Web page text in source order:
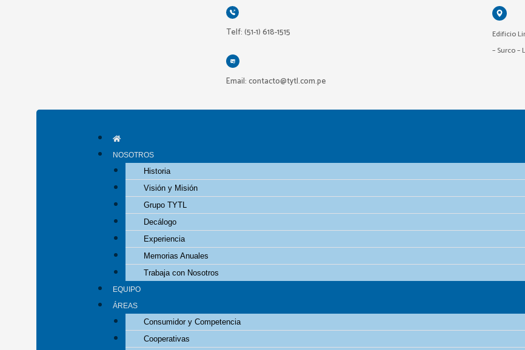
Telf: (51-1) 618-1515
Email: contacto@tytl.com.pe
Edificio
– Surco –
NOSOTROS
Historia
Visión y Misión
Grupo TYTL
Decálogo
Experiencia
Memorias Anuales
Trabaja con Nosotros
EQUIPO
ÁREAS
Consumidor y Competencia
Cooperativas